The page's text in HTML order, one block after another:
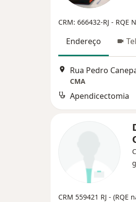
CRM: 666432-RJ - RQE
Endereço
Rua Pedro
CMA
Apendicectomia
CRM 559421 RJ - (RQE